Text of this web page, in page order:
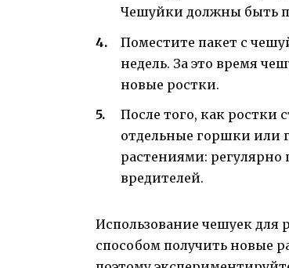
Чешуйки должны быть
Поместите пакет с
недель. За это время
новые ростки.
После того, как ростки
отдельные горшки или
растениями:
вредителей.
Использование чешуек
способом получить новые